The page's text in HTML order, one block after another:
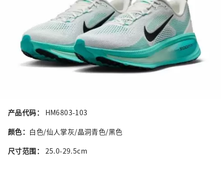
产品代码：
HM6803-103
颜色： 白色/仙人掌灰/晶洞青色/黑色
尺寸范围：
25.0-29.5cm